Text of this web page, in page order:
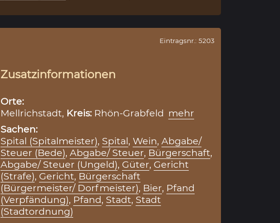
Eintragsnr.: 5203
Zusatzinformationen
Orte:
Mellrichstadt, Kreis: Rhön-Grabfeld mehr
Sachen:
Spital (Spitalmeister), Spital, Wein, Abgabe/
Steuer (Bede), Abgabe/ Steuer, Bürgerschaft,
Abgabe/ Steuer (Ungeld), Güter, Gericht
(Strafe), Gericht, Bürgerschaft
(Bürgermeister/ Dorfmeister), Bier, Pfand
(Verpfändung), Pfand, Stadt, Stadt
(Stadtordnung)